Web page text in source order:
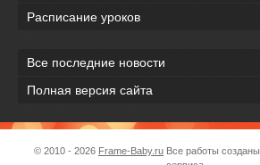
Расписание уроков
Все последние новости
Полная версия сайта
© 2010 - 2026 Frame-Baby.ru Все работы